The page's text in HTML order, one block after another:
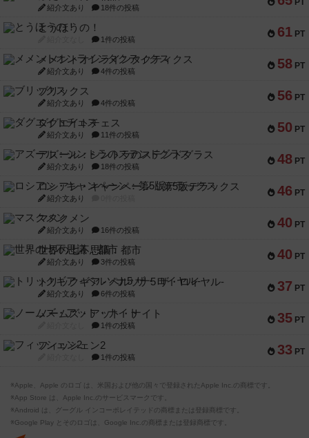
PT
紹介文あり 18件の投稿
61 PT
とうほうの！
1件の投稿
58 PT
メメントオンラインタクティクス
紹介文あり 4件の投稿
56 PT
ブリックス
紹介文あり 4件の投稿
50 PT
ダグエイトチェス
紹介文あり 11件の投稿
48 PT
アズール：シントラのステンドグラス
紹介文あり 18件の投稿
46 PT
ロシアン・キャンペーン：第5版デラックス
紹介文あり
40 PT
マスクメン
紹介文あり 16件の投稿
40 PT
世界の七不思議：都市
紹介文あり 3件の投稿
37 PT
トリックギア - ペルソナ5 ザ・ロイヤル-
紹介文あり 6件の投稿
35 PT
ノームズ・アット・ナイト
1件の投稿
33 PT
フィッシェン2
1件の投稿
※Apple、Apple のロゴ は、米国および他の国々で登録されたApple Inc.の商標です。
※App Store は、Apple Inc.のサービスマークです。
※Android は、グーグル インコーポレイテッドの商標または登録商標です。
※Google Play とそのロゴは、Google Inc.の商標または登録商標です。